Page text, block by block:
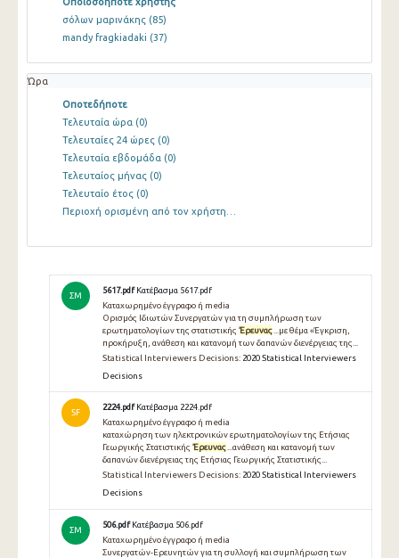
σόλων μαρινάκης (85)
mandy fragkiadaki (37)
Ώρα
Οποτεδήποτε
Τελευταία ώρα (0)
Τελευταίες 24 ώρες (0)
Τελευταία εβδομάδα (0)
Τελευταίος μήνας (0)
Τελευταίο έτος (0)
Περιοχή ορισμένη από τον χρήστη…
ΣΜ
5617.pdf Κατέβασμα 5617.pdf
Καταχωρημένο έγγραφο ή media
Ορισμός Ιδιωτών Συνεργατών για τη συμπλήρωση των
ερωτηματολογίων της στατιστικής Έρευνας ...με θέμα «Έγκριση,
προκήρυξη, ανάθεση και κατανομή των δαπανών διενέργειας της...
Statistical Interviewers Decisions: 2020 Statistical Interviewers
Decisions
SF
2224.pdf Κατέβασμα 2224.pdf
Καταχωρημένο έγγραφο ή media
καταχώρηση των ηλεκτρονικών ερωτηματολογίων της Ετήσιας
Γεωργικής Στατιστικής Έρευνας...ανάθεση και κατανομή των
δαπανών διενέργειας της Ετήσιας Γεωργικής Στατιστικής...
Statistical Interviewers Decisions: 2020 Statistical Interviewers
Decisions
ΣΜ
506.pdf Κατέβασμα 506.pdf
Καταχωρημένο έγγραφο ή media
Συνεργατών-Ερευνητών για τη συλλογή και συμπλήρωση των